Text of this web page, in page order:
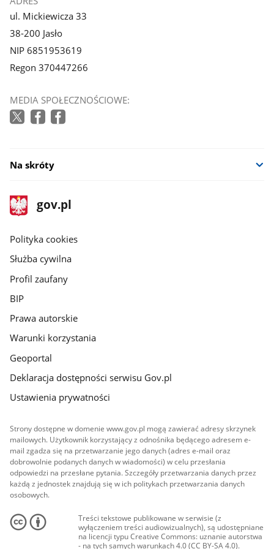
ul. Mickiewicza 33
38-200 Jasło
NIP 6851953619
Regon 370447266
MEDIA SPOŁECZNOŚCIOWE:
Na skróty
stopka
gov.pl
Strona
gov.pl
gov.pl
Polityka cookies
Służba cywilna
Profil zaufany
BIP
Prawa autorskie
Warunki korzystania
Geoportal
Deklaracja dostępności serwisu Gov.pl
Ustawienia prywatności
Strony dostępne w domenie www.gov.pl mogą zawierać adresy skrzynek
mailowych. Użytkownik korzystający z odnośnika będącego adresem e-
mail zgadza się na przetwarzanie jego danych (adres e-mail oraz
dobrowolnie podanych danych w wiadomości) w celu przesłania
odpowiedzi na przesłane pytania. Szczegóły przetwarzania danych przez
każdą z jednostek znajdują się w ich politykach przetwarzania danych
osobowych.
Treści tekstowe publikowane w serwisie (z
wyłączeniem treści audiowizualnych), są udostępniane
na licencji typu Creative Commons: uznanie autorstwa
- na tych samych warunkach 4.0 (CC BY-SA 4.0).